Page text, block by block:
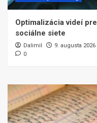
Optimalizácia videí pre
sociálne siete
Dalimil
9. augusta 2026
0